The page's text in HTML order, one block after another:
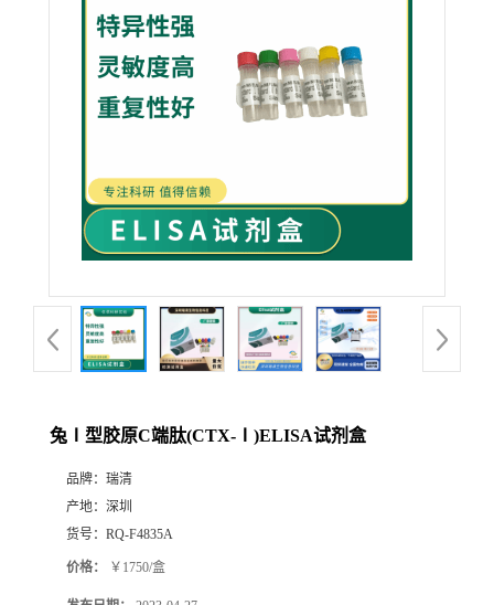
兔Ⅰ型胶原C端肽(CTX-Ⅰ)ELISA试剂盒
品牌： 瑞清
产地： 深圳
货号： RQ-F4835A
价格： ￥1750/盒